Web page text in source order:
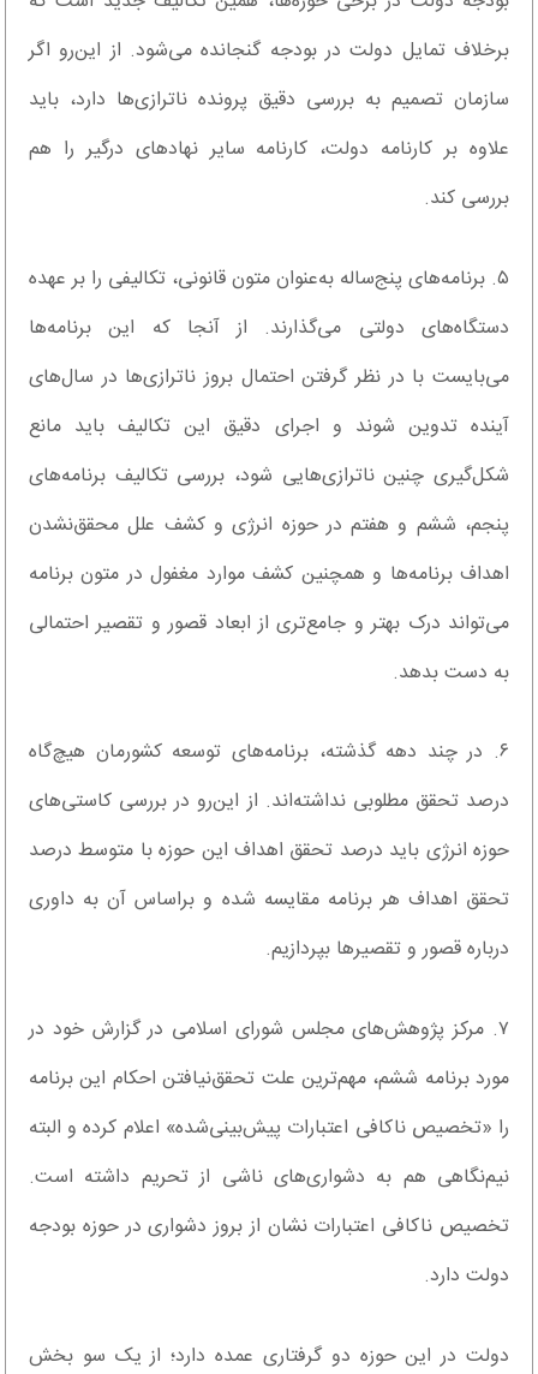
برخلاف تمایل دولت در بودجه گنجانده‌ می‌شود. از این‌رو اگر
سازمان تصمیم به بررسی دقیق پرونده ناترازی‌ها دارد، باید
علاوه‌ بر کارنامه دولت، کارنامه سایر نهادهای درگیر را هم
بررسی کند.
۵. برنامه‌های پنج‌ساله به‌عنوان متون قانونی، تکالیفی را بر عهده
دستگاه‌های دولتی می‌گذارند. از آنجا که این برنامه‌ها
می‌بایست با در نظر گرفتن احتمال بروز ناترازی‌ها در سال‌های
آینده تدوین ‌شوند و اجرای دقیق این تکالیف باید مانع
شکل‌گیری چنین ناترازی‌هایی شود، بررسی تکالیف برنامه‌های
پنجم، ششم و هفتم در حوزه انرژی و کشف علل محقق‌نشدن
اهداف برنامه‌ها و همچنین کشف موارد مغفول در متون برنامه
می‌تواند درک بهتر و جامع‌تری از ابعاد قصور و تقصیر احتمالی
به دست بدهد.
۶. در چند دهه گذشته، برنامه‌های توسعه کشورمان هیچ‌گاه
درصد تحقق مطلوبی نداشته‌اند. از این‌رو در بررسی کاستی‌های
حوزه انرژی باید درصد تحقق اهداف این حوزه با متوسط درصد
تحقق اهداف هر برنامه مقایسه شده و براساس آن به داوری
درباره قصور و تقصیرها بپردازیم.
۷. مرکز پژوهش‌های مجلس شورای اسلامی در گزارش خود در
مورد برنامه ششم، مهم‌ترین علت تحقق‌نیافتن احکام این برنامه
را «تخصیص ناکافی اعتبارات پیش‌بینی‌شده» اعلام کرده و البته
نیم‌نگاهی هم به دشواری‌های ناشی از تحریم ‌داشته‌ است.
تخصیص ناکافی اعتبارات نشان از بروز دشواری در حوزه بودجه
دولت دارد.
دولت در این حوزه دو گرفتاری عمده دارد؛ از یک‌ سو بخش